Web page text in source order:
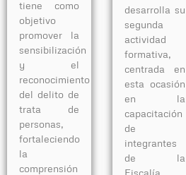
tiene como
objetivo
promover la
sensibilización
y el
reconocimiento
del delito de
trata de
personas,
fortaleciendo
la
comprensión
desarrolla su
segunda
actividad
formativa,
centrada en
esta ocasión
en la
capacitación
de
integrantes
de la